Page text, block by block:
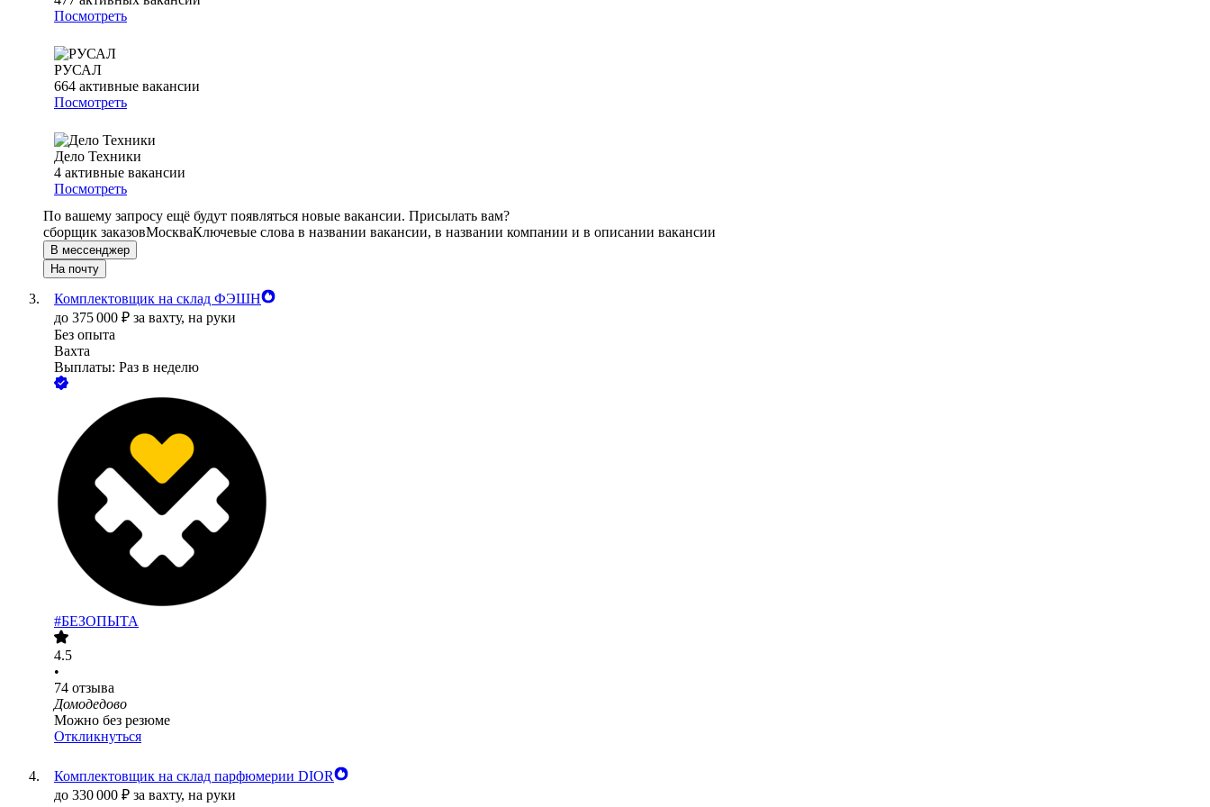
Посмотреть
РУСАЛ
664 активные вакансии
Посмотреть
Дело Техники
4 активные вакансии
Посмотреть
По вашему запросу ещё будут появляться новые вакансии. Присылать вам?
сборщик заказовМоскваКлючевые слова в названии вакансии, в названии компании и в описании вакансии
В мессенджер
На почту
Комплектовщик на склад ФЭШН
до 375 000 ₽ за вахту, на руки
Без опыта
Вахта
Выплаты: Раз в неделю
#БЕЗОПЫТА
4.5
•
74 отзыва
Домодедово
Можно без резюме
Откликнуться
Комплектовщик на склад парфюмерии DIOR
до 330 000 ₽ за вахту, на руки